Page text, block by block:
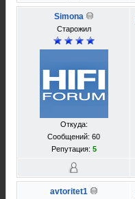
Simona
Старожил
Откуда:
Сообщений: 60
Репутация: 5
avtoritet1